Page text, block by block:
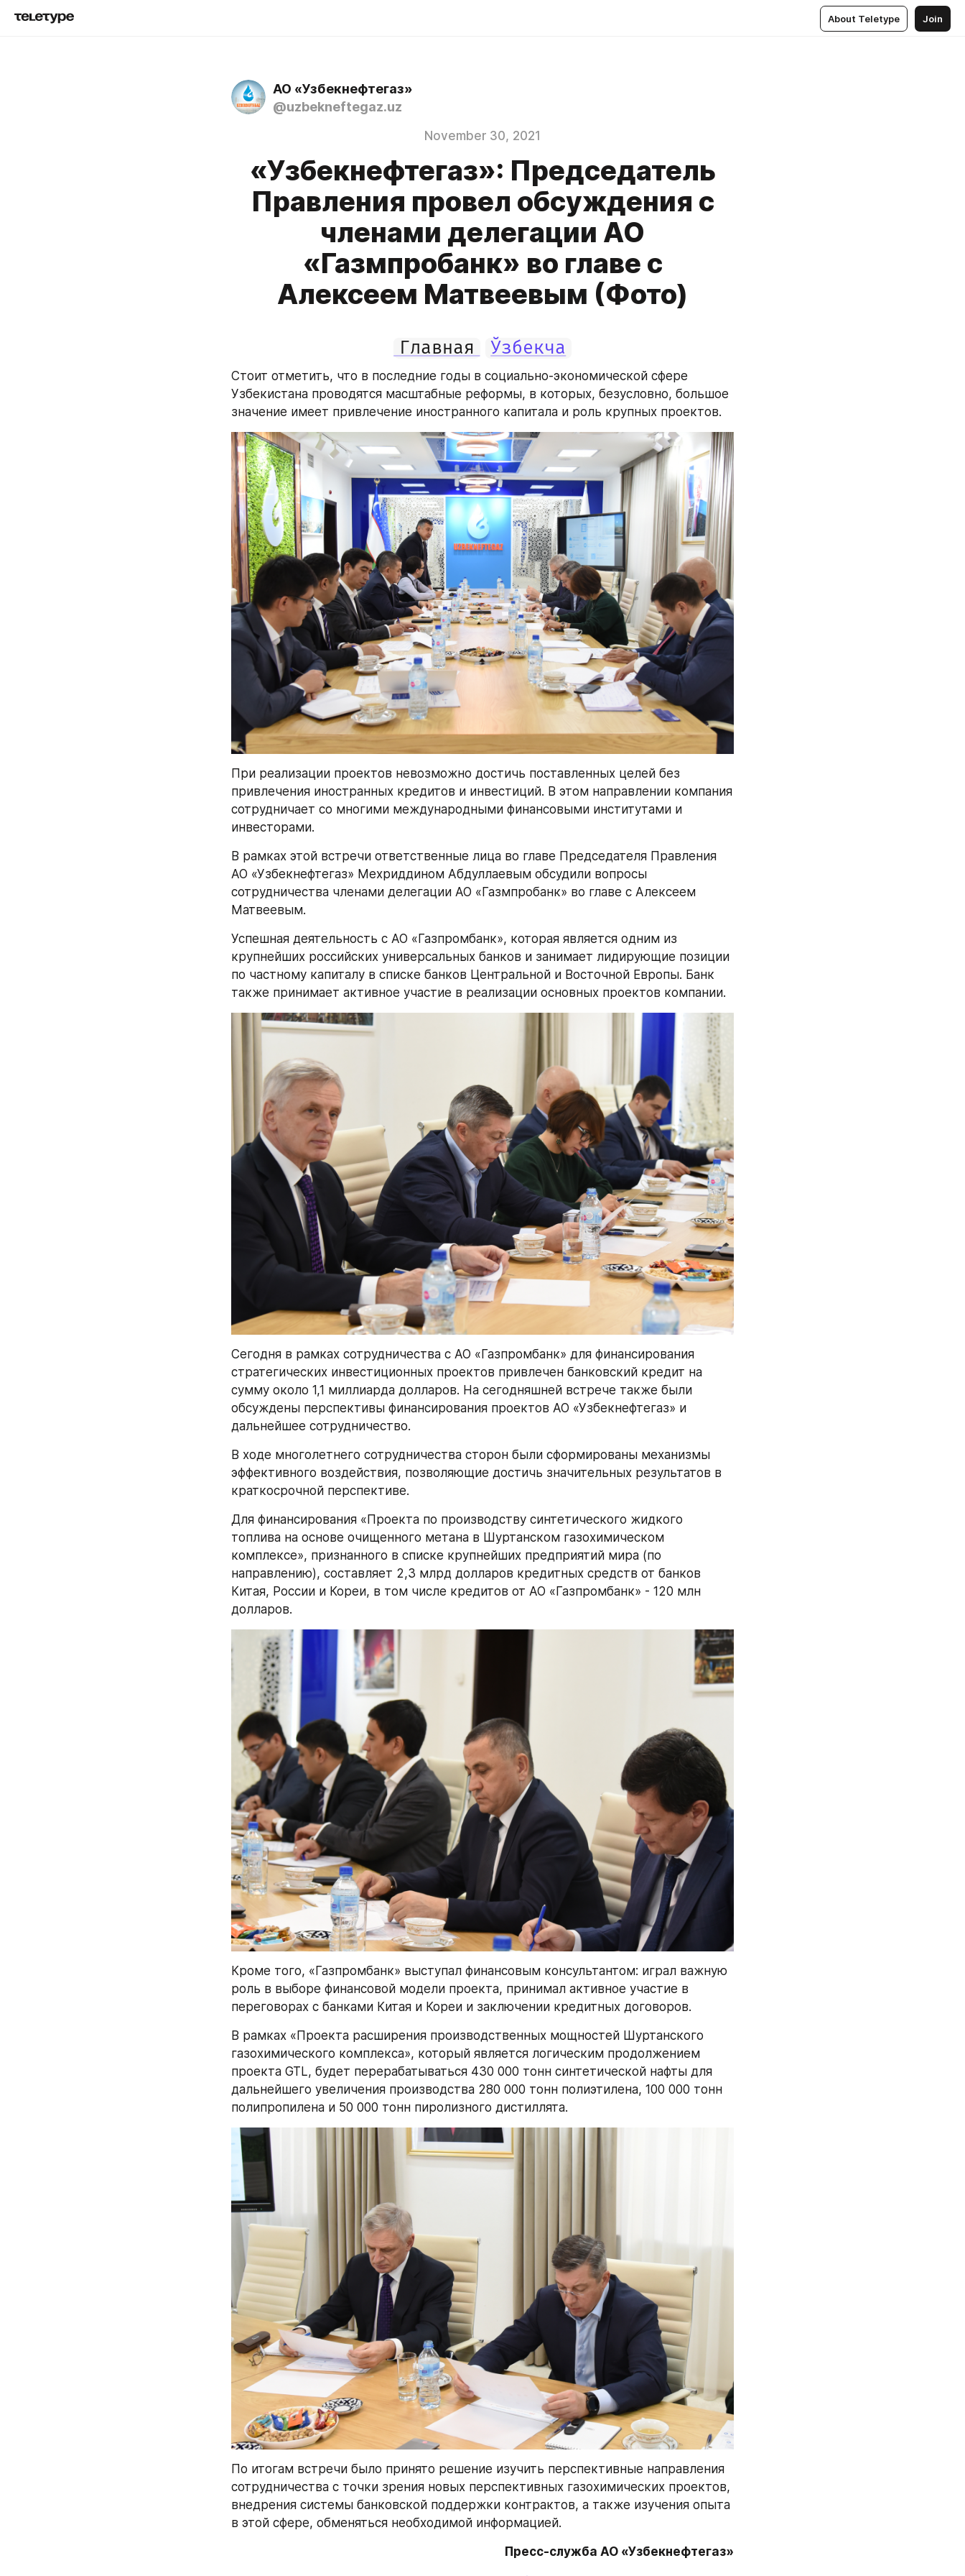
About Teletype Join
АО «Узбекнефтегаз»
@uzbekneftegaz.uz
November 30, 2021
«Узбекнефтегаз»: Председатель
Правления провел обсуждения с
членами делегации АО
«Газмпробанк» во главе с
Алексеем Матвеевым (Фото)
Главная Ўзбекча
Стоит отметить, что в последние годы в социально-экономической сфере
Узбекистана проводятся масштабные реформы, в которых, безусловно, большое
значение имеет привлечение иностранного капитала и роль крупных проектов.
При реализации проектов невозможно достичь поставленных целей без
привлечения иностранных кредитов и инвестиций. В этом направлении компания
сотрудничает со многими международными финансовыми институтами и
инвесторами.
В рамках этой встречи ответственные лица во главе Председателя Правления
АО «Узбекнефтегаз» Мехриддином Абдуллаевым обсудили вопросы
сотрудничества членами делегации АО «Газмпробанк» во главе с Алексеем
Матвеевым.
Успешная деятельность с АО «Газпромбанк», которая является одним из
крупнейших российских универсальных банков и занимает лидирующие позиции
по частному капиталу в списке банков Центральной и Восточной Европы. Банк
также принимает активное участие в реализации основных проектов компании.
Сегодня в рамках сотрудничества с АО «Газпромбанк» для финансирования
стратегических инвестиционных проектов привлечен банковский кредит на
сумму около 1,1 миллиарда долларов. На сегодняшней встрече также были
обсуждены перспективы финансирования проектов АО «Узбекнефтегаз» и
дальнейшее сотрудничество.
В ходе многолетнего сотрудничества сторон были сформированы механизмы
эффективного воздействия, позволяющие достичь значительных результатов в
краткосрочной перспективе.
Для финансирования «Проекта по производству синтетического жидкого
топлива на основе очищенного метана в Шуртанском газохимическом
комплексе», признанного в списке крупнейших предприятий мира (по
направлению), составляет 2,3 млрд долларов кредитных средств от банков
Китая, России и Кореи, в том числе кредитов от АО «Газпромбанк» - 120 млн
долларов.
Кроме того, «Газпромбанк» выступал финансовым консультантом: играл важную
роль в выборе финансовой модели проекта, принимал активное участие в
переговорах с банками Китая и Кореи и заключении кредитных договоров.
В рамках «Проекта расширения производственных мощностей Шуртанского
газохимического комплекса», который является логическим продолжением
проекта GTL, будет перерабатываться 430 000 тонн синтетической нафты для
дальнейшего увеличения производства 280 000 тонн полиэтилена, 100 000 тонн
полипропилена и 50 000 тонн пиролизного дистиллята.
По итогам встречи было принято решение изучить перспективные направления
сотрудничества с точки зрения новых перспективных газохимических проектов,
внедрения системы банковской поддержки контрактов, а также изучения опыта
в этой сфере, обменяться необходимой информацией.
Пресс-служба АО «Узбекнефтегаз»